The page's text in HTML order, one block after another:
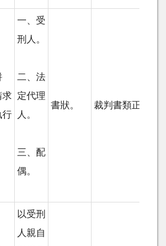
求
行
一、受
刑人。
二、法
定代理
人。
三、配
偶。
書狀。 裁判書類正本。
以受刑
人親自